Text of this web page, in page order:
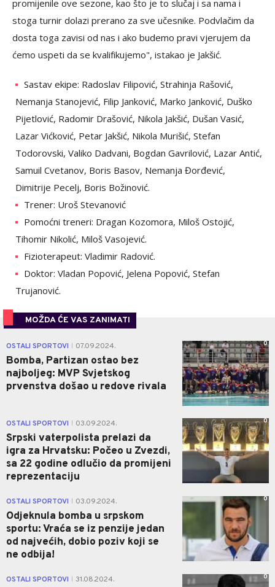
promijenile ove sezone, kao što je to slučaj i sa nama i
stoga turnir dolazi prerano za sve učesnike. Podvlačim da
dosta toga zavisi od nas i ako budemo pravi vjerujem da
ćemo uspeti da se kvalifikujemo", istakao je Jakšić.
Sastav ekipe: Radoslav Filipović, Strahinja Rašović,
Nemanja Stanojević, Filip Janković, Marko Janković, Duško
Pijetlović, Radomir Drašović, Nikola Jakšić, Dušan Vasić,
Lazar Vićković, Petar Jakšić, Nikola Murišić, Stefan
Todorovski, Valiko Dadvani, Bogdan Gavrilović, Lazar Antić,
Samuil Cvetanov, Boris Basov, Nemanja Đorđević,
Dimitrije Pecelj, Boris Božinović.
Trener: Uroš Stevanović
Pomoćni treneri: Dragan Kozomora, Miloš Ostojić,
Tihomir Nikolić, Miloš Vasojević.
Fizioterapeut: Vladimir Radović.
Doktor: Vladan Popović, Jelena Popović, Stefan
Trujanović.
MOŽDA ĆE VAS ZANIMATI
OSTALI SPORTOVI 07.09.2024.
Bomba, Partizan ostao bez
najboljeg: MVP Svjetskog
prvenstva došao u redove rivala
0
OSTALI SPORTOVI 03.09.2024.
Srpski vaterpolista prelazi da
igra za Hrvatsku: Počeo u Zvezdi,
sa 22 godine odlučio da promijeni
reprezentaciju
0
OSTALI SPORTOVI 03.09.2024.
Odjeknula bomba u srpskom
sportu: Vraća se iz penzije jedan
od najvećih, dobio poziv koji se
ne odbija!
0
OSTALI SPORTOVI 31.08.2024. 0